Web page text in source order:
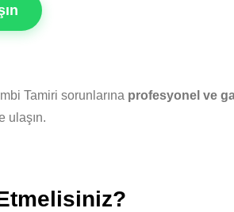
Tamiri sorunlarına profesyonel ve
ulaşın.